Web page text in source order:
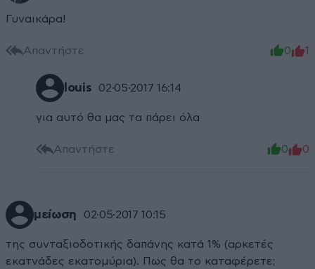
Γυναικάρα!
Απαντήστε 0 1
louis 02·05·2017 16:14
για αυτό θα μας τα πάρει όλα
Απαντήστε 0 0
μείωση 02·05·2017 10:15
της συνταξιοδοτικής δαπάνης κατά 1% (αρκετές
εκατνάδες εκατομύρια). Πως θα το καταφέρετε;